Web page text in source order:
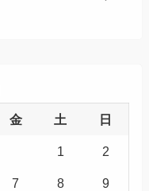
金 土 日
1 2
7 8 9